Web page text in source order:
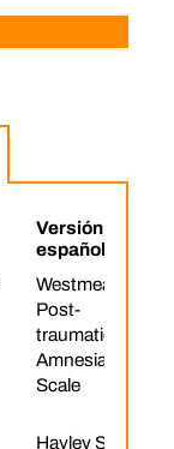
Versión
española
Westmead
Post-
traumatic
Amnesia
Scale
Hayley S.